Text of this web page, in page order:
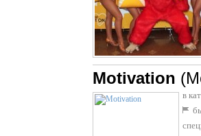
Motivation
в